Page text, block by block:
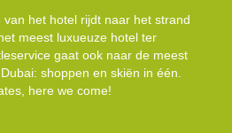
van het hotel rijdt naar het strand
meest luxueuze hotel ter
gaat ook naar de meest
shoppen en skiën in één.
here we come!